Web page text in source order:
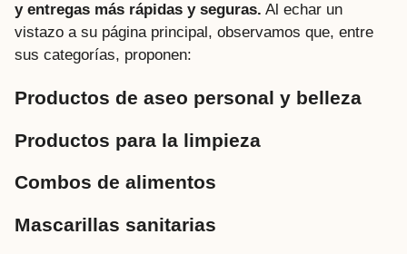
y entregas más rápidas y seguras. Al echar un
vistazo a su página principal, observamos que, entre
sus categorías, proponen:
Productos de aseo personal y belleza
Productos para la limpieza
Combos de alimentos
Mascarillas sanitarias